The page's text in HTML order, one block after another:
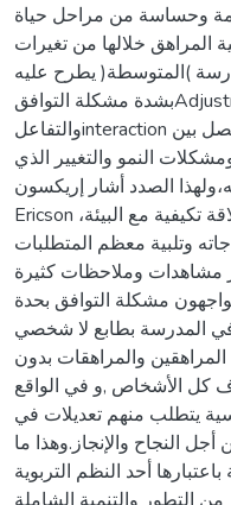
وحساسة من مراحل حياة
المراهق خلالها من تغيرات
)المتوسطة( يطرح عليه
بشدة مشكلة التوافقAdjustment مع هذا المجتمع
والتفاعلinteraction معه ,مع ملاحظة التعسّف في الفصل بين
النمو والتغيير الذي
الصدد أشار إريكسون
Ericson إلى التوافق على أنه عبارة عن علاقة تكيفية مع البيئة،
وتلبية معظم المتطلبات
مشاهدات وملاحظات كثيرة
مشكلة التوافق بحدة
المدرسة بطابع لا شخصي
والمراهقات بدون
كل الأشخاص ,و في الواقع
يتطلب منهم تعديلات في
أجل النجاح والإنجاز.وهذا ما
أحد النظم التربوية